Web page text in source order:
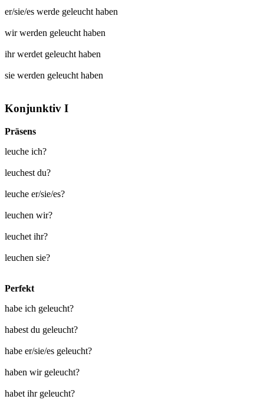
er/sie/es werde geleucht haben
wir werden geleucht haben
ihr werdet geleucht haben
sie werden geleucht haben
Konjunktiv I
Präsens
leuche ich?
leuchest du?
leuche er/sie/es?
leuchen wir?
leuchet ihr?
leuchen sie?
Perfekt
habe ich geleucht?
habest du geleucht?
habe er/sie/es geleucht?
haben wir geleucht?
habet ihr geleucht?